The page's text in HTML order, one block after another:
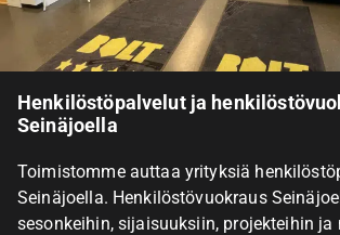
Henkilöstöpalvelut ja
Seinäjoella
Toimistomme auttaa yrityksiä
Seinäjoella. Henkilöstövuokraus
sesonkeihin, sijaisuuksiin, projekteihin ja